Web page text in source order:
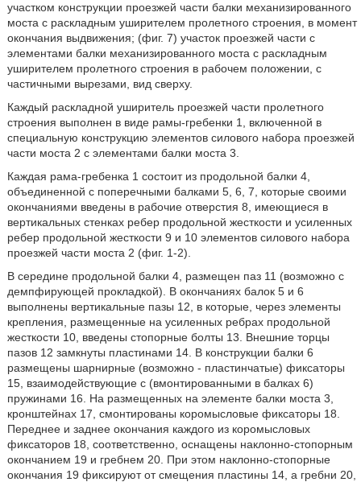
участком конструкции проезжей части балки механизированного
моста с раскладным уширителем пролетного строения, в момент
окончания выдвижения; (фиг. 7) участок проезжей части с
элементами балки механизированного моста с раскладным
уширителем пролетного строения в рабочем положении, с
частичными вырезами, вид сверху.
Каждый раскладной уширитель проезжей части пролетного
строения выполнен в виде рамы-гребенки 1, включенной в
специальную конструкцию элементов силового набора проезжей
части моста 2 с элементами балки моста 3.
Каждая рама-гребенка 1 состоит из продольной балки 4,
объединенной с поперечными балками 5, 6, 7, которые своими
окончаниями введены в рабочие отверстия 8, имеющиеся в
вертикальных стенках ребер продольной жесткости и усиленных
ребер продольной жесткости 9 и 10 элементов силового набора
проезжей части моста 2 (фиг. 1-2).
В середине продольной балки 4, размещен паз 11 (возможно с
демпфирующей прокладкой). В окончаниях балок 5 и 6
выполнены вертикальные пазы 12, в которые, через элементы
крепления, размещенные на усиленных ребрах продольной
жесткости 10, введены стопорные болты 13. Внешние торцы
пазов 12 замкнуты пластинами 14. В конструкции балки 6
размещены шарнирные (возможно - пластинчатые) фиксаторы
15, взаимодействующие с (вмонтированными в балках 6)
пружинами 16. На размещенных на элементе балки моста 3,
кронштейнах 17, смонтированы коромысловые фиксаторы 18.
Переднее и заднее окончания каждого из коромысловых
фиксаторов 18, соответственно, оснащены наклонно-стопорным
окончанием 19 и гребнем 20. При этом наклонно-стопорные
окончания 19 фиксируют от смещения пластины 14, а гребни 20,